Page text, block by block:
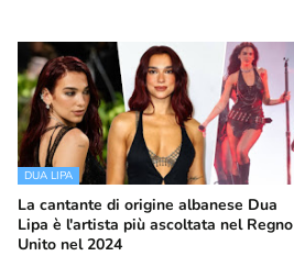
DUA LIPA
La cantante di origine albanese Dua
Lipa è l'artista più ascoltata nel Regno
Unito nel 2024